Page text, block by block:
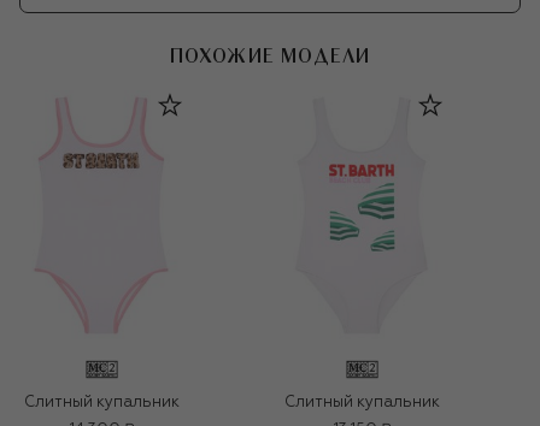
ПОХОЖИЕ МОДЕЛИ
Слитный купальник
Слитный купальник